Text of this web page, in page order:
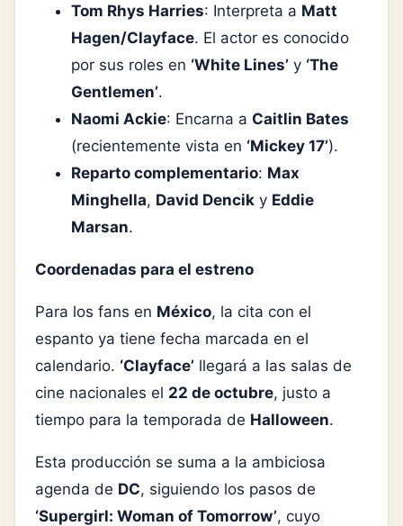
Tom Rhys Harries: Interpreta a Matt
Hagen/Clayface. El actor es conocido
por sus roles en ‘White Lines’ y ‘The
Gentlemen’.
Naomi Ackie: Encarna a Caitlin Bates
(recientemente vista en ‘Mickey 17’).
Reparto complementario: Max
Minghella, David Dencik y Eddie
Marsan.
Coordenadas para el estreno
Para los fans en México, la cita con el
espanto ya tiene fecha marcada en el
calendario. ‘Clayface’ llegará a las salas de
cine nacionales el 22 de octubre, justo a
tiempo para la temporada de Halloween.
Esta producción se suma a la ambiciosa
agenda de DC, siguiendo los pasos de
‘Supergirl: Woman of Tomorrow’, cuyo